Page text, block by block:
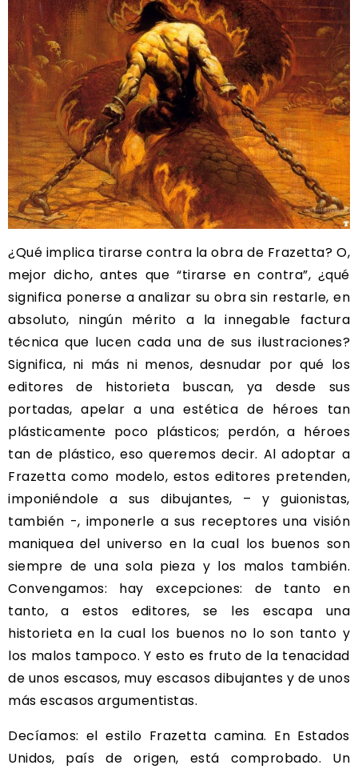
¿Qué implica tirarse contra la obra de Frazetta? O,
mejor dicho, antes que “tirarse en contra”, ¿qué
significa ponerse a analizar su obra sin restarle, en
absoluto, ningún mérito a la innegable factura
técnica que lucen cada una de sus ilustraciones?
Significa, ni más ni menos, desnudar por qué los
editores de historieta buscan, ya desde sus
portadas, apelar a una estética de héroes tan
plásticamente poco plásticos; perdón, a héroes
tan de plástico, eso queremos decir. Al adoptar a
Frazetta como modelo, estos editores pretenden,
imponiéndole a sus dibujantes, – y guionistas,
también -, imponerle a sus receptores una visión
maniquea del universo en la cual los buenos son
siempre de una sola pieza y los malos también.
Convengamos: hay excepciones: de tanto en
tanto, a estos editores, se les escapa una
historieta en la cual los buenos no lo son tanto y
los malos tampoco. Y esto es fruto de la tenacidad
de unos escasos, muy escasos dibujantes y de unos
más escasos argumentistas.
Decíamos: el estilo Frazetta camina. En Estados
Unidos, país de origen, está comprobado. Un